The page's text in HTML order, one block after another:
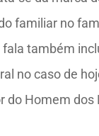
familiar no
também
no caso de
do Homem dos